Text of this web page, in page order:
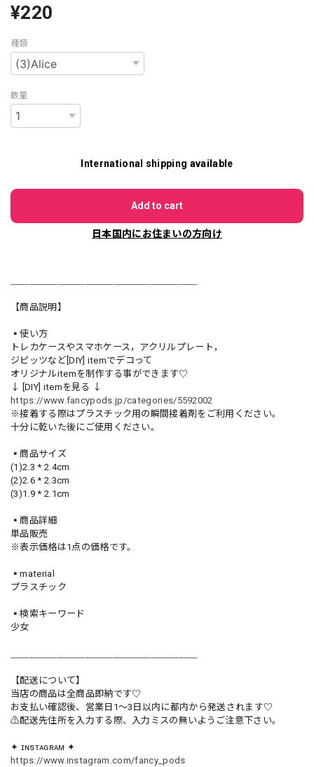
¥220
種類
数量
International shipping available
Add to cart
日本国内にお住まいの方向け
【商品説明】
▪️使い方
トレカケースやスマホケース，アクリルプレート，
ジピッツなど[DIY] itemでデコって
オリジナルitemを制作する事ができます♡
↓ [DIY] itemを見る ↓
https://www.fancypods.jp/categories/5592002
※接着する際はプラスチック用の瞬間接着剤をご利用ください。
十分に乾いた後にご使用ください。
▪️商品サイズ
(1)2.3 * 2.4cm
(2)2.6 * 2.3cm
(3)1.9 * 2.1cm
▪️商品詳細
単品販売
※表示価格は1点の価格です。
▪️material
プラスチック
▪️検索キーワード
少女
【配送について】
当店の商品は全商品即納です♡︎
お支払い確認後、営業日1〜3日以内に都内から発送されます♡
⚠︎配送先住所を入力する際、入力ミスの無いようご注意下さい。
✦ ɪɴsᴛᴀɢʀᴀᴍ ✦
https://www.instagram.com/fancy_pods